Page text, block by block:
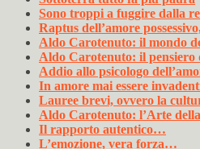
Sono troppi a fuggire dalla
Raptus dell’amore
Aldo Carotenuto: il mondo
Aldo Carotenuto: il pensiero
Addio allo psicologo
In amore mai essere
Lauree brevi, ovvero la
Aldo Carotenuto: l’Arte
Il rapporto autentico…
L’emozione, vera forza…